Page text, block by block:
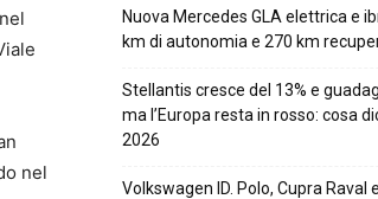
nel
Nuova Mercedes GLA elettrica e
km di autonomia e 270 km
Stellantis cresce del 13% e
ma l’Europa resta in rosso: cosa
2026
Volkswagen ID. Polo, Cupra Raval